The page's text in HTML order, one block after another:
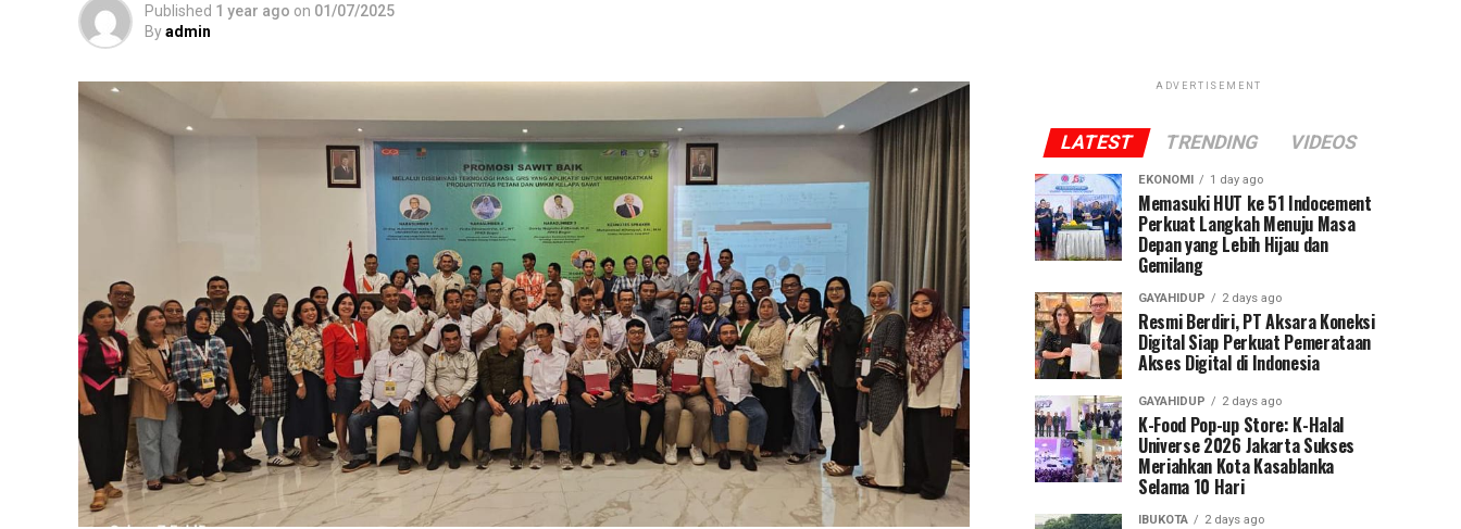
Published 1 year ago on 01/07/2025
Byadmin
ADVERTISEMENT
LATEST TRENDING VIDEOS
EKONOMI 1 day ago
Memasuki HUT ke 51 Indocement
Perkuat Langkah Menuju Masa
Depan yang Lebih Hijau dan
Gemilang
GAYAHIDUP 2 days ago
Resmi Berdiri, PT Aksara Koneksi
Digital Siap Perkuat Pemerataan
Akses Digital di Indonesia
GAYAHIDUP 2 days ago
K-Food Pop-up Store: K-Halal
Universe 2026 Jakarta Sukses
Meriahkan Kota Kasablanka
Selama 10 Hari
IBUKOTA 2 days ago